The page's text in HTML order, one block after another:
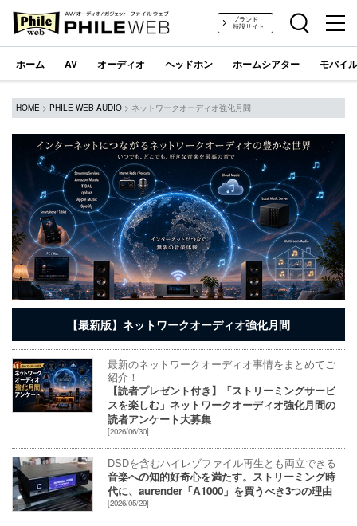
PHILE WEB｜AV/オーディオ/ガジェットブランド
特設サイト
ホーム AV オーディオ ヘッドホン ホームシアター モバイ
HOME > PHILE WEB AUDIO > ネットワークオーディオ強化月間
【最新版】ネットワークオーディオ強化月間
最新のネットワークオーディオ事情をまとめてご
紹介！
【読者プレゼント付き】「ストリーミングサービ
スを楽しむ」ネットワークオーディオ強化月間の
読者アンケート大募集
[2026/06/30]
DSDを含むハイレゾファイル再生とも両立できる
音楽への知的好奇心を満たす。ストリーミング時
代に、aurender「A1000」を買うべき3つの理由
[2026/05/29]